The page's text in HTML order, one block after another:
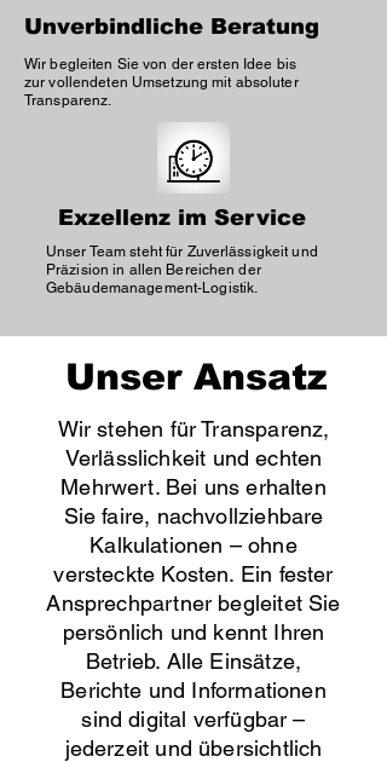
Unverbindliche Beratung
Wir begleiten Sie von der ersten Idee bis
zur vollendeten Umsetzung mit absoluter
Transparenz.
Exzellenz im Service
Unser Team steht für Zuverlässigkeit und
Präzision in allen Bereichen der
Gebäudemanagement-Logistik.
Unser Ansatz
Wir stehen für Transparenz,
Verlässlichkeit und echten
Mehrwert. Bei uns erhalten
Sie faire, nachvollziehbare
Kalkulationen – ohne
versteckte Kosten. Ein fester
Ansprechpartner begleitet Sie
persönlich und kennt Ihren
Betrieb. Alle Einsätze,
Berichte und Informationen
sind digital verfügbar –
jederzeit und übersichtlich